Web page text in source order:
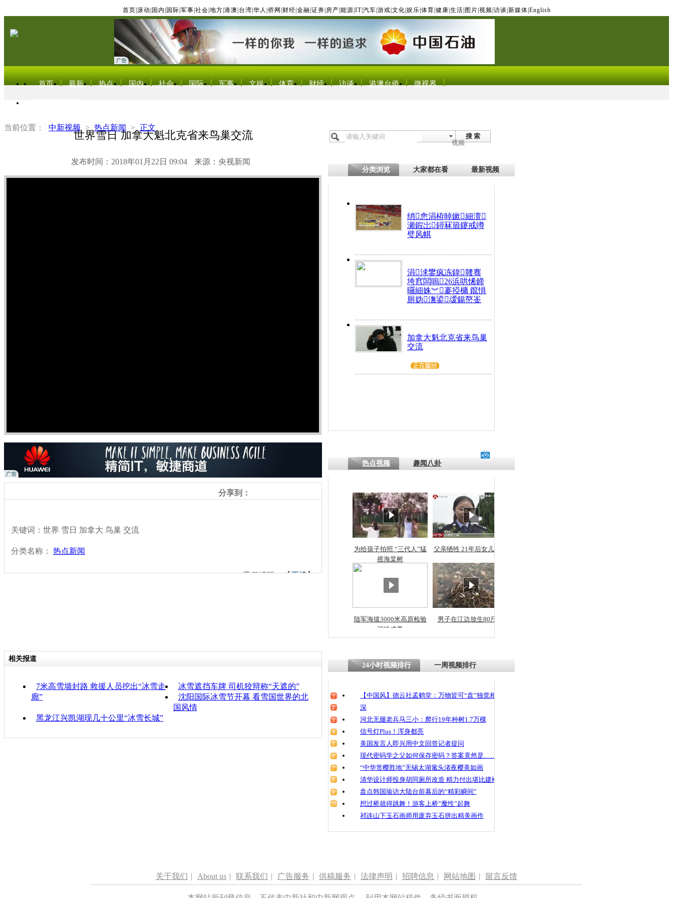
首页 滚动 国内 国际 军事 社会 地方 港澳 台湾 华人 侨网 财经 金融 证券 房产 能源 IT| 汽车 游戏 文化 娱乐 体育 健康 生活 图片 视频 访谈 新媒体 English
首页 最新 热点 国内 社会 国际 军事 文娱 体育 财经 访谈 港澳台侨 微视界
当前位置： 中新视频 > 热点新闻 > 正文
世界雪日 加拿大魁北克省来鸟巢交流
发布时间：2018年01月22日 09:04 来源：央视新闻
搜 索
视频
分类浏览 大家都在看 最新视频
绡悆涓栫晫鏉細澶
瀬鍜岀鐞冧篃鑳戒竴
璧风帺
涓浗鐢疯冻鍏竷骞
垮窞闆嗚26浜哄悕鍗
曪細姝︾褰掗槦 鑹惧
厠妫潕鍙叆鍚嶅崟
加拿大魁北克省来鸟巢
交流
分享到：
关键词：世界 雪日 加拿大 鸟巢 交流
分类名称： 热点新闻
责任编辑：【王祎】
热点视频 趣闻八卦
为给孩子拍照 “三代人”猛
摇海棠树
父亲牺牲 21年后女儿从警
陆军海拔3000米高原检验
训练成果
男子在江边放生80斤蛇
相关报道
7米高雪墙封路 救援人员挖出“冰雪走
廊”
冰雪遮挡车牌 司机狡辩称“天遮的”
沈阳国际冰雪节开幕 看雪国世界的北
国风情
黑龙江兴凯湖现几十公里“冰雪长城”
24小时视频排行 一周视频排行
【中国风】德云社孟鹤堂：万物皆可“盘”独觉相声
深
河北无腿老兵马三小：爬行19年种树1.7万棵
信号灯Plus！浑身都亮
美国发言人即兴用中文回答记者提问
现代密码学之父如何保存密码？答案竟然是……
“中华赏樱胜地”无锡太湖鼋头渚夜樱美如画
清华设计师投身胡同厕所改造 精力付出堪比建楼
盘点韩国瑜访大陆台前幕后的“精彩瞬间”
想过桥就得跳舞！游客上桥“魔性”起舞
祁连山下玉石画师用废弃玉石拼出精美画作
关于我们 | About us | 联系我们 | 广告服务 | 供稿服务 | 法律声明 | 招聘信息 | 网站地图 | 留言反馈